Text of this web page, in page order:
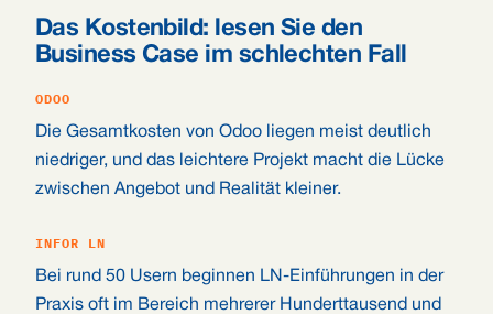
Das Kostenbild: lesen Sie den
Business Case im schlechten Fall
ODOO
Die Gesamtkosten von Odoo liegen meist deutlich
niedriger, und das leichtere Projekt macht die Lücke
zwischen Angebot und Realität kleiner.
INFOR LN
Bei rund 50 Usern beginnen LN-Einführungen in der
Praxis oft im Bereich mehrerer Hunderttausend und